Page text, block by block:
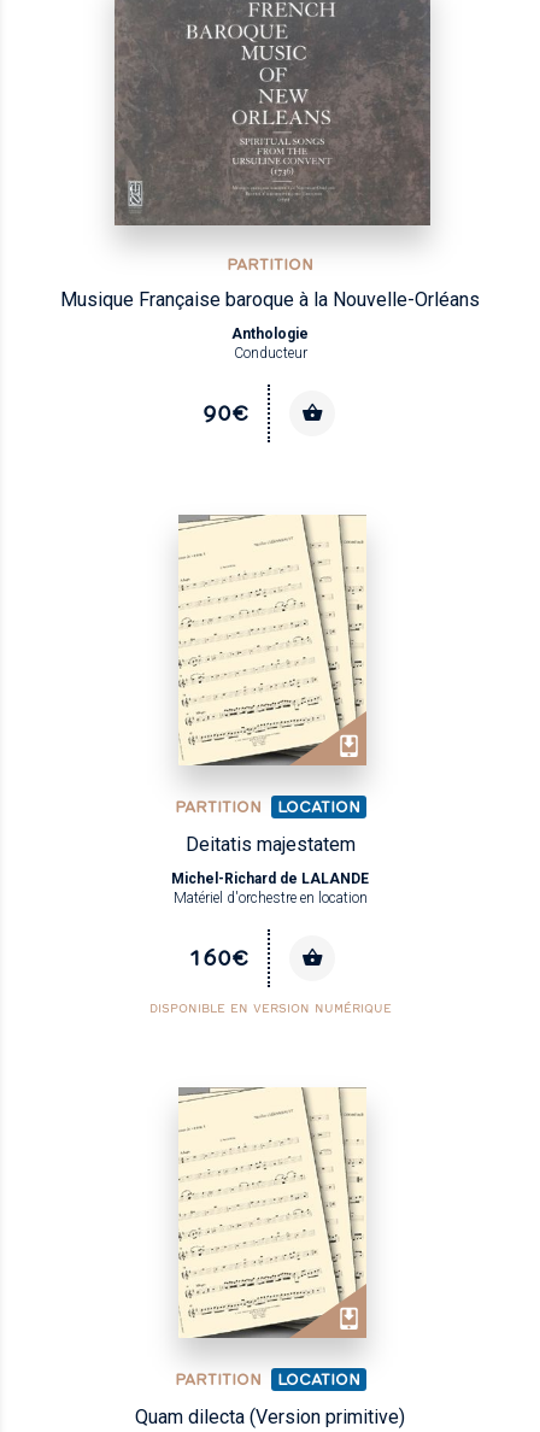
PARTITION
Musique Française baroque à la Nouvelle-Orléans
Anthologie
Conducteur
90€
PARTITION LOCATION
Deitatis majestatem
Michel-Richard de LALANDE
Matériel d'orchestre en location
160€
DISPONIBLE EN VERSION NUMÉRIQUE
PARTITION LOCATION
Quam dilecta (Version primitive)